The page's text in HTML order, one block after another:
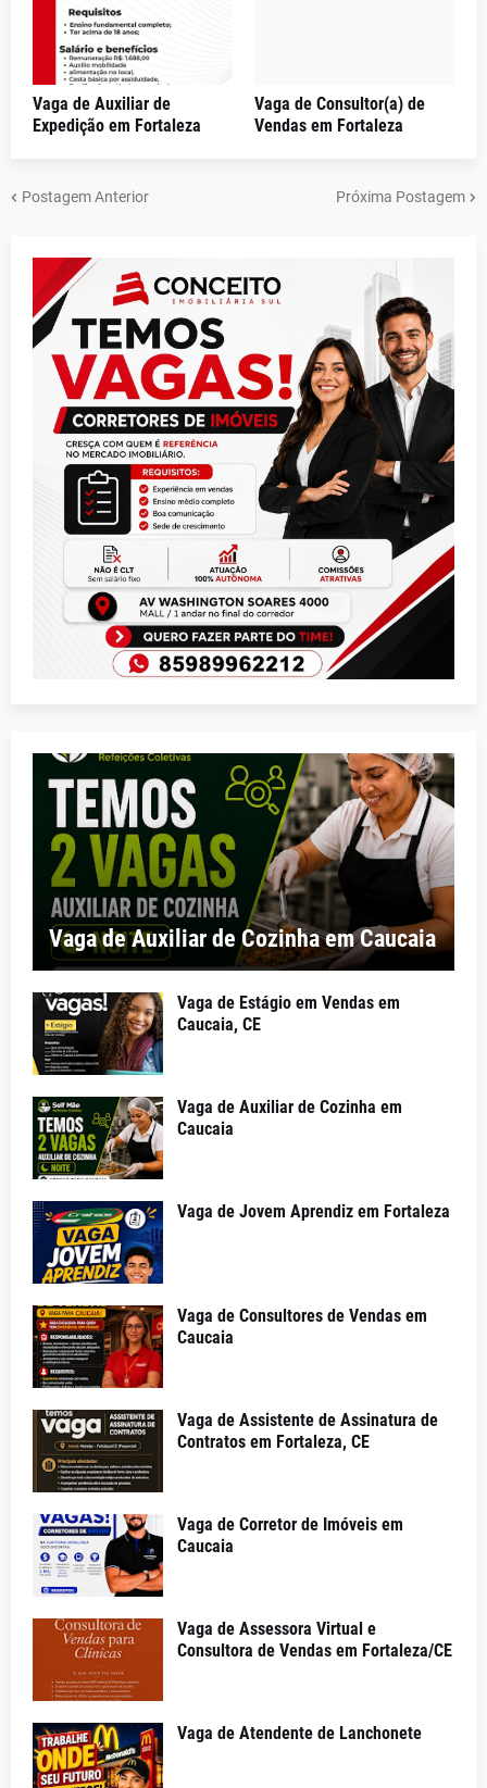
Vaga de Auxiliar de
Expedição em Fortaleza
Vaga de Consultor(a) de
Vendas em Fortaleza
Postagem Anterior Próxima Postagem
Vaga de Auxiliar de Cozinha em Caucaia
Vaga de Estágio em Vendas em
Caucaia, CE
Vaga de Auxiliar de Cozinha em
Caucaia
Vaga de Jovem Aprendiz em Fortaleza
Vaga de Consultores de Vendas em
Caucaia
Vaga de Assistente de Assinatura de
Contratos em Fortaleza, CE
Vaga de Corretor de Imóveis em
Caucaia
Vaga de Assessora Virtual e
Consultora de Vendas em Fortaleza/CE
Vaga de Atendente de Lanchonete